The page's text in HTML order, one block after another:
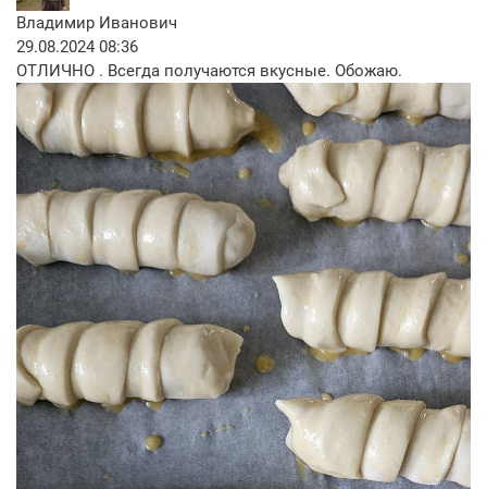
Владимир Иванович
29.08.2024 08:36
ОТЛИЧНО . Вcегда получаются вкусные. Обожаю.